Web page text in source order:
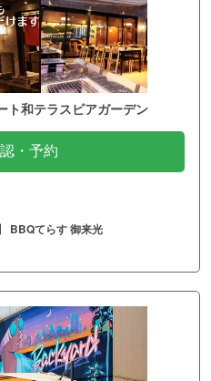
ト和テラスビアガーデン
・予約
BBQてらす 御来光